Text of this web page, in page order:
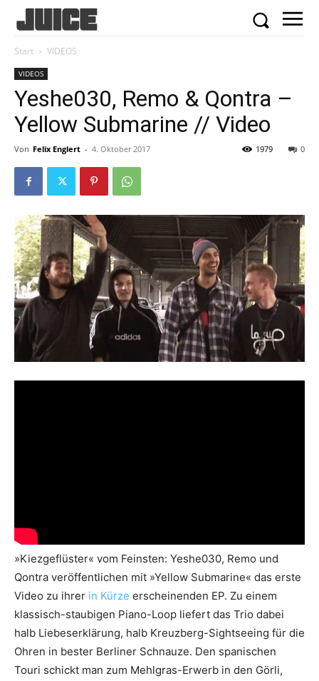
Start VIDEOS
VIDEOS
Yeshe030, Remo & Qontra –
Yellow Submarine // Video
Von Felix Englert - 4. Oktober 2017 0
1979
»Kiezgeflüster« vom Feinsten: Yeshe030, Remo und
Qontra veröffentlichen mit »Yellow Submarine« das erste
Video zu ihrer in Kürze erscheinenden EP. Zu einem
klassisch-staubigen Piano-Loop liefert das Trio dabei
halb Liebeserklärung, halb Kreuzberg-Sightseeing für die
Ohren in bester Berliner Schnauze. Den spanischen
Touri schickt man zum Mehlgras-Erwerb in den Görli,